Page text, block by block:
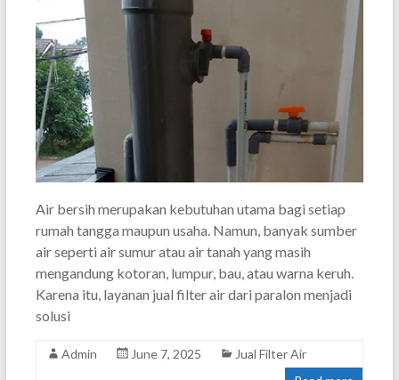
Air bersih merupakan kebutuhan utama bagi setiap
rumah tangga maupun usaha. Namun, banyak sumber
air seperti air sumur atau air tanah yang masih
mengandung kotoran, lumpur, bau, atau warna keruh.
Karena itu, layanan jual filter air dari paralon menjadi
solusi
Admin June 7, 2025
Jual Filter Air